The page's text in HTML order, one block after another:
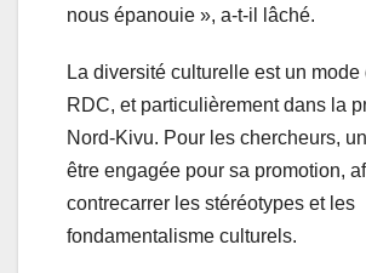
nous épanouie », a-t-il lâché.
La diversité culturelle est un mode
RDC, et particulièrement dans la
Nord-Kivu. Pour les chercheurs,
être engagée pour sa promotion,
contrecarrer les stéréotypes et les
fondamentalisme culturels.